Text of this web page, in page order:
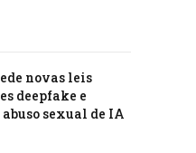
novas leis
deepfake e
sexual de IA